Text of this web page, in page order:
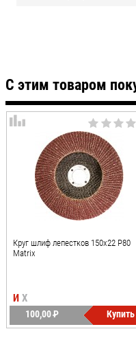
С этим товаром
Круг шлиф лепестков 150х22 Р80
Matrix
И Х
100,00P
УБ.
Купить